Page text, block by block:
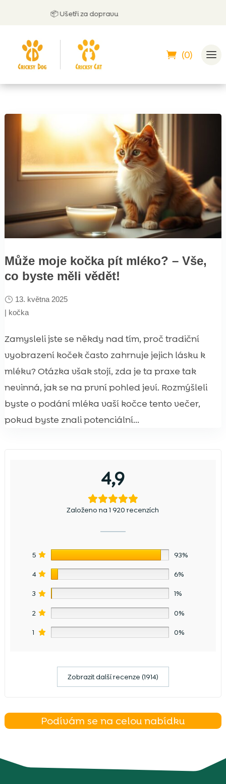
📦 Ušetři za dopravu
(0)
Může moje kočka pít mléko? – Vše,
co byste měli vědět!
13. května 2025
| kočka
Zamysleli jste se někdy nad tím, proč tradiční
vyobrazení koček často zahrnuje jejich lásku k
mléku? Otázka však stojí, zda je ta praxe tak
nevinná, jak se na první pohled jeví. Rozmýšleli
byste o podání mléka vaší kočce tento večer,
pokud byste znali potenciální...
4,9
Založeno na 1 920 recenzích
5 93%
4 6%
3 1%
2 0%
1 0%
Zobrazit další recenze (1914)
Podívám se na celou nabídku